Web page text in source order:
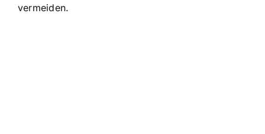
vermeiden.